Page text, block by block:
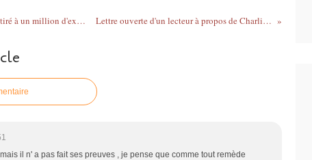
Le prochain Charlie Hebdo sera tiré à un million d'exemplaires Lettre ouverte d'un lecteur à propos de Charlie Hebdo
il n' a pas fait ses preuves , je pense que comme tout remède